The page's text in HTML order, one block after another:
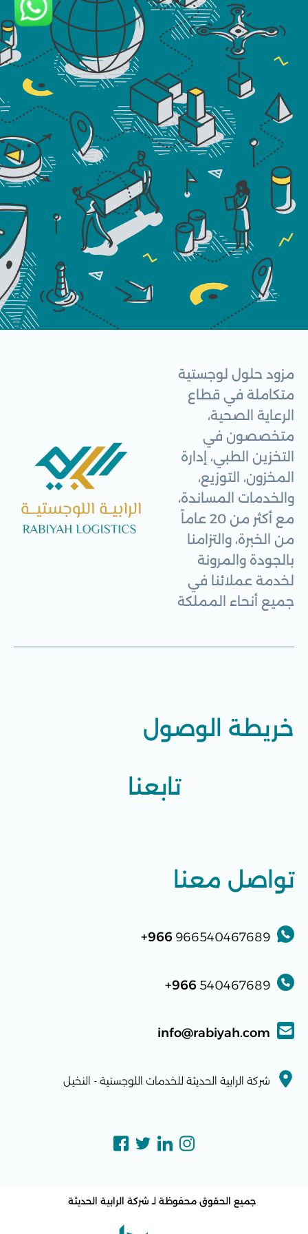
مزود حلول لوجستية
متكاملة في قطاع
الرعاية الصحية،
متخصصون في
التخزين الطبي، إدارة
المخزون، التوزيع،
والخدمات المساندة،
مع أكثر من 20 عاماً
من الخبرة، والتزامنا
بالجودة والمرونة
لخدمة عملائنا في
جميع أنحاء المملكة
تواصل معنا
966540467689
966+
540467689
966+
info@rabiyah.com
شركة الرابية الحديثة للخدمات اللوجستية - النخيل
تابعنا
خريطة الوصول
جميع الحقوق محفوظة لـ شركة الرابية الحديثة